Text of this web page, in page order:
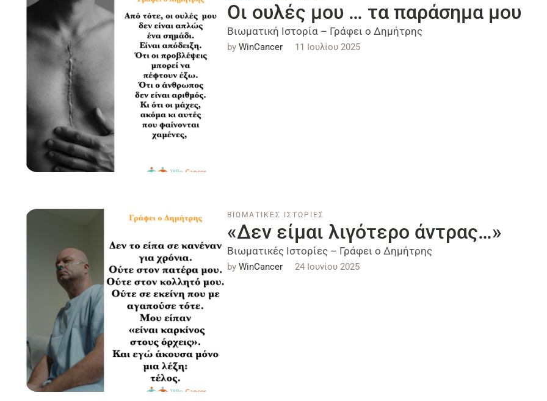
Οι ουλές μου … τα παράσημα μου
Βιωματική Ιστορία – Γράφει ο Δημήτρης
by WinCancer 11 Ιουλίου 2025
ΒΙΩΜΑΤΙΚΕΣ ΙΣΤΟΡΙΕΣ
«Δεν είμαι λιγότερο άντρας…»
Βιωματικές Ιστορίες – Γράφει ο Δημήτρης
by WinCancer 24 Ιουνίου 2025